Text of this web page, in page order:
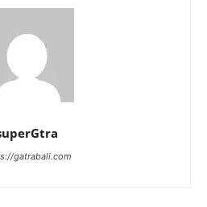
gatrabali.com